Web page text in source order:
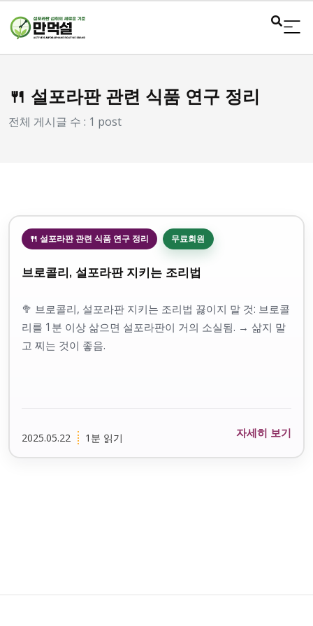
🍴 설포라판 관련 식품 연구 정리
전체 게시글 수 : 1 post
🍴 설포라판 관련 식품 연구 정리 무료회원
브로콜리, 설포라판 지키는 조리법
🥦 브로콜리, 설포라판 지키는 조리법 끓이지 말 것: 브로콜
리를 1분 이상 삶으면 설포라판이 거의 소실됨. → 삶지 말
고 찌는 것이 좋음.
2025.05.22 1분 읽기 자세히 보기